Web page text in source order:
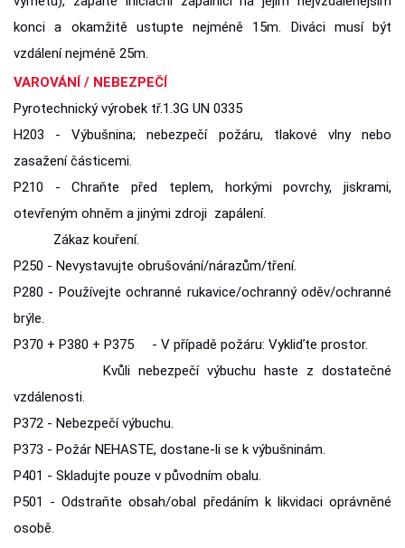
konci a okamžitě ustupte nejméně 15m. Diváci musí být
vzdálení nejméně 25m.
VAROVÁNÍ / NEBEZPEČÍ
Pyrotechnický výrobek tř.1.3G UN 0335
H203 - Výbušnina; nebezpečí požáru, tlakové vlny nebo
zasažení částicemi.
P210 - Chraňte před teplem, horkými povrchy, jiskrami,
otevřeným ohněm a jinými zdroji zapálení.
Zákaz kouření.
P250 - Nevystavujte obrušování/nárazům/tření.
P280 - Používejte ochranné rukavice/ochranný oděv/ochranné
brýle.
P370 + P380 + P375 - V případě požáru: Vykliďte prostor.
Kvůli nebezpečí výbuchu haste z dostatečné
vzdálenosti.
P372 - Nebezpečí výbuchu.
P373 - Požár NEHASTE, dostane-li se k výbušninám.
P401 - Skladujte pouze v původním obalu.
P501 - Odstraňte obsah/obal předáním k likvidaci oprávněné
osobě.